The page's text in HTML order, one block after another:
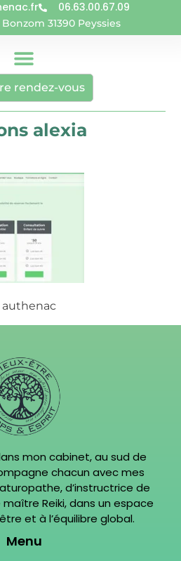
06.63.00.67.09
31390 Peyssies
rendez-vous
alexia
authenac
mon cabinet, au sud de
chacun avec mes
d’instructrice de
Reiki, dans un espace
et à l’équilibre global.
Menu